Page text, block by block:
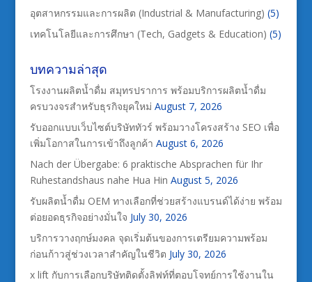
อุตสาหกรรมและการผลิต (Industrial & Manufacturing) (5)
เทคโนโลยีและการศึกษา (Tech, Gadgets & Education) (5)
บทความล่าสุด
โรงงานผลิตน้ำดื่ม สมุทรปราการ พร้อมบริการผลิตน้ำดื่ม
ครบวงจรสำหรับธุรกิจยุคใหม่ August 7, 2026
รับออกแบบเว็บไซต์บริษัททัวร์ พร้อมวางโครงสร้าง SEO เพื่อ
เพิ่มโอกาสในการเข้าถึงลูกค้า August 6, 2026
Nach der Übergabe: 6 praktische Absprachen für Ihr
Ruhestandshaus nahe Hua Hin August 5, 2026
รับผลิตน้ำดื่ม OEM ทางเลือกที่ช่วยสร้างแบรนด์ได้ง่าย พร้อม
ต่อยอดธุรกิจอย่างมั่นใจ July 30, 2026
บริการวางฤกษ์มงคล จุดเริ่มต้นของการเตรียมความพร้อม
ก่อนก้าวสู่ช่วงเวลาสำคัญในชีวิต July 30, 2026
x lift กับการเลือกบริษัทติดตั้งลิฟท์ที่ตอบโจทย์การใช้งานใน